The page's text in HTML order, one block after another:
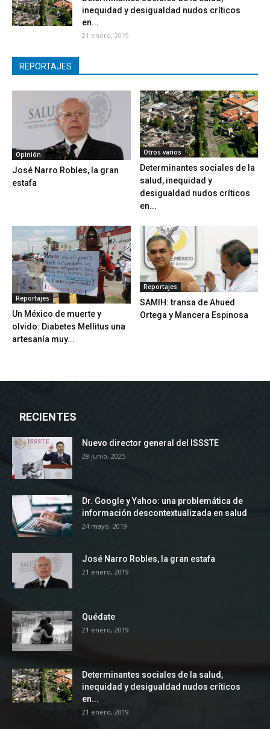
inequidad y desigualdad nudos críticos
en...
21 enero, 2019
REPORTAJES
Opinión
José Narro Robles, la gran
estafa
Otros varios
Determinantes sociales de la
salud, inequidad y
desigualdad nudos críticos
en...
Reportajes
Un México de muerte y
olvido: Diabetes Mellitus una
artesanía muy...
Reportajes
SAMIH: transa de Ahued
Ortega y Mancera Espinosa
RECIENTES
Nuevo director general del ISSSTE
28 junio, 2025
Dr. Google y Yahoo: una problemática de
información descontextualizada en salud
24 mayo, 2019
José Narro Robles, la gran estafa
21 enero, 2019
Quédate
21 enero, 2019
Determinantes sociales de la salud,
inequidad y desigualdad nudos críticos
en...
21 enero, 2019